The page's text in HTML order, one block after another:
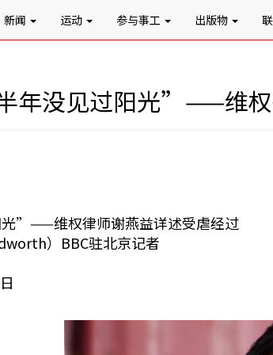
新闻 运动 参与事工 出版物
年没见过阳光”——维权
光”——维权律师谢燕益详述受虐经过
）BBC驻北京记者